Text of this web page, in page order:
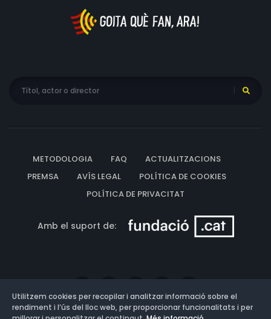
METODOLOGIA FAQ
ACTUALITZACIONS
PREMSA
AVÍS LEGAL
POLÍTICA DE COOKIES
POLÍTICA DE PRIVACITAT
Amb el suport de:
Utilitzem cookies per recopilar i analitzar informació sobre el
rendiment i l’ús del lloc web, per proporcionar funcionalitats i per